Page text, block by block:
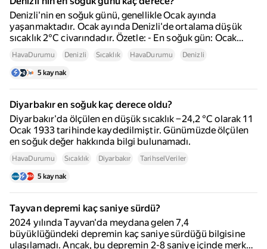
Denizli'nin en soğuk günü, genellikle Ocak ayında
yaşanmaktadır. Ocak ayında Denizli'de ortalama düşük
sıcaklık 2°C civarındadır. Özetle: - En soğuk gün: Ocak
ayında -4°C'ye kadar düşüş - Ortalama düşük sıcaklık:
Ocak ayında 2°C Bu bilgiler, Denizli'nin kış aylarında
yaşadığı en düşük sıcaklıkları göstermektedir.
HavaDurumu Denizli Sıcaklık HavaDurumu Denizli
5 kaynak
Diyarbakır en soğuk kaç derece oldu?
Diyarbakır'da ölçülen en düşük sıcaklık −24,2 °C olarak 11
Ocak 1933 tarihinde kaydedilmiştir. Günümüzde ölçülen
en soğuk değer hakkında bilgi bulunamadı.
HavaDurumu Sıcaklık Diyarbakır TarihselVeriler
5 kaynak
Tayvan depremi kaç saniye sürdü?
2024 yılında Tayvan'da meydana gelen 7,4
büyüklüğündeki depremin kaç saniye sürdüğü bilgisine
ulaşılamadı. Ancak, bu depremin 2-8 saniye içinde merkez